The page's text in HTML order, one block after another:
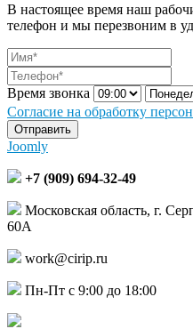
В настоящее время наш
телефон и мы перезвоним в
Время звонка
Согласие на обработку
Отправить
Joomly
+7 (909) 694-32-49
Московская область, г.
60А
work@cirip.ru
Пн-Пт с 9:00 до 18:00